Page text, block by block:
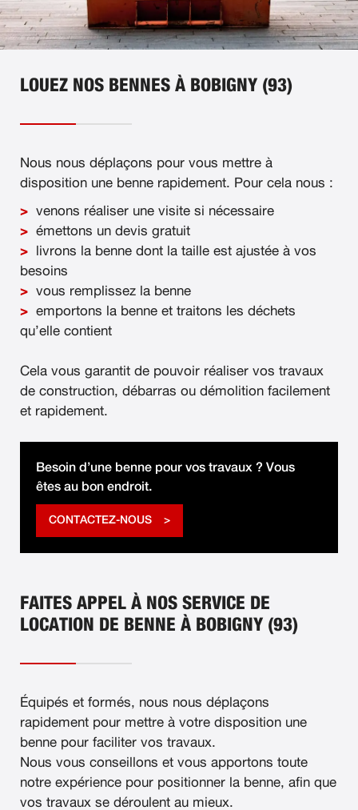
LOUEZ NOS BENNES À BOBIGNY (93)
Nous nous déplaçons pour vous mettre à
disposition une benne rapidement. Pour cela nous :
venons réaliser une visite si nécessaire
émettons un devis gratuit
livrons la benne dont la taille est ajustée à vos
besoins
vous remplissez la benne
emportons la benne et traitons les déchets
qu’elle contient
Cela vous garantit de pouvoir réaliser vos travaux
de construction, débarras ou démolition facilement
et rapidement.
Besoin d’une benne pour vos travaux ? Vous
êtes au bon endroit.
CONTACTEZ-NOUS
FAITES APPEL À NOS SERVICE DE
LOCATION DE BENNE À BOBIGNY (93)
Équipés et formés, nous nous déplaçons
rapidement pour mettre à votre disposition une
benne pour faciliter vos travaux.
Nous vous conseillons et vous apportons toute
notre expérience pour positionner la benne, afin que
vos travaux se déroulent au mieux.